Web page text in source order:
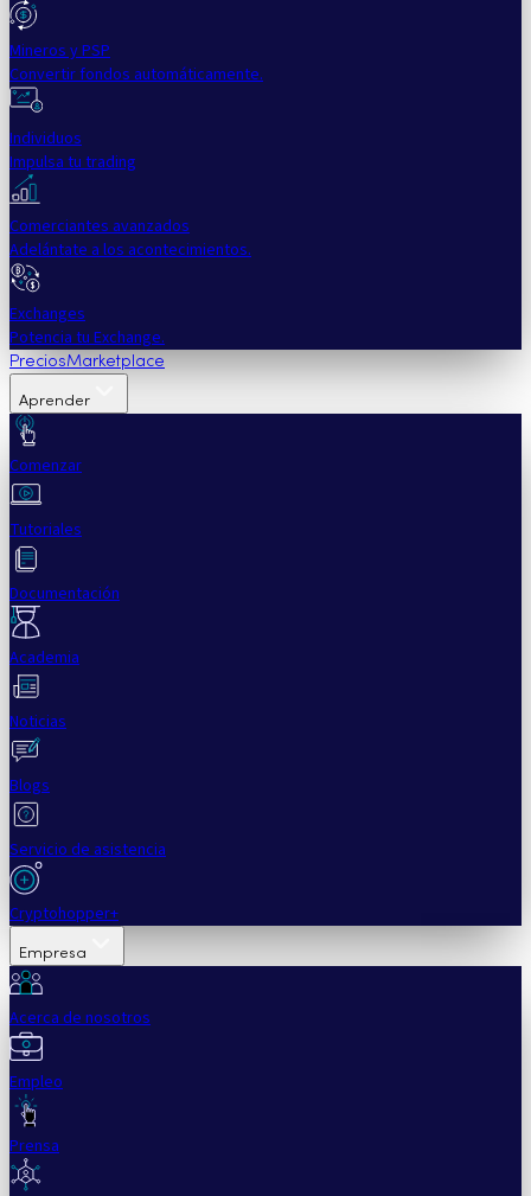
Mineros y PSP
Convertir fondos automáticamente.
Individuos
Impulsa tu trading
Comerciantes avanzados
Adelántate a los acontecimientos.
Exchanges
Potencia tu Exchange.
PreciosMarketplace
Aprender
Comenzar
Tutoriales
Documentación
Academia
Noticias
Blogs
Servicio de asistencia
Cryptohopper+
Empresa
Acerca de nosotros
Empleo
Prensa